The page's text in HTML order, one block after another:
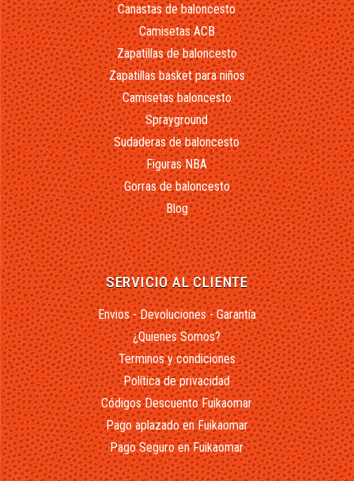
Canastas de baloncesto
Camisetas ACB
Zapatillas de baloncesto
Zapatillas basket para niños
Camisetas baloncesto
Sprayground
Sudaderas de baloncesto
Figuras NBA
Gorras de baloncesto
Blog
SERVICIO AL CLIENTE
Envios - Devoluciones - Garantía
¿Quienes Somos?
Terminos y condiciones
Política de privacidad
Códigos Descuento Fuikaomar
Pago aplazado en Fuikaomar
Pago Seguro en Fuikaomar